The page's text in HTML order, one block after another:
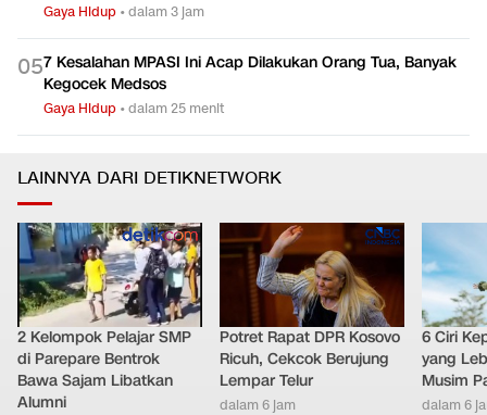
Gaya Hidup •dalam 3 jam
057 Kesalahan MPASI Ini Acap Dilakukan Orang Tua, Banyak
Kegocek Medsos
Gaya Hidup •dalam 25 menit
LAINNYA DARI DETIKNETWORK
2 Kelompok Pelajar SMP
di Parepare Bentrok
Bawa Sajam Libatkan
Alumni
Potret Rapat DPR Kosovo
Ricuh, Cekcok Berujung
Lempar Telur
dalam 6 jam
6 Ciri
yang
Musim
dalam 6